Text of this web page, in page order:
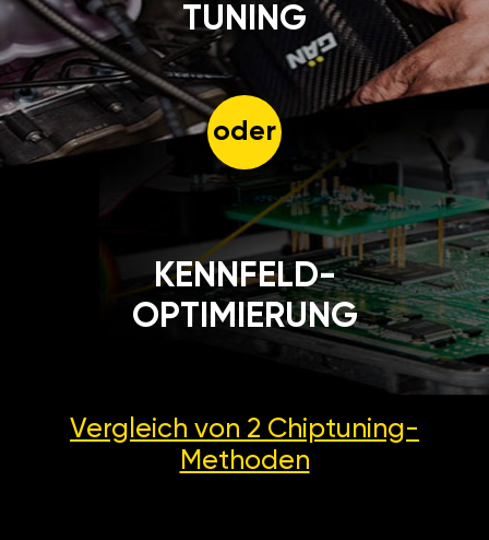
TUNING
oder
KENNFELD-
OPTIMIERUNG
Vergleich von 2 Chiptuning-
Methoden